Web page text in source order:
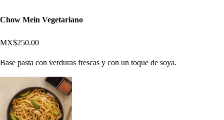
Chow Mein Vegetariano
MX$250.00
Base pasta con verduras frescas y con un toque de soya.